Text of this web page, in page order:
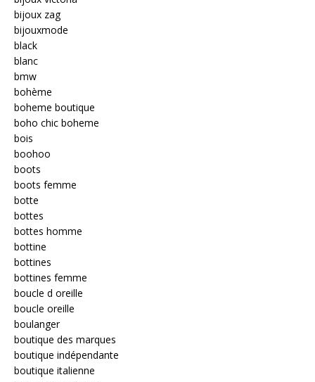
bijoux zag
bijouxmode
black
blanc
bmw
bohème
boheme boutique
boho chic boheme
bois
boohoo
boots
boots femme
botte
bottes
bottes homme
bottine
bottines
bottines femme
boucle d oreille
boucle oreille
boulanger
boutique des marques
boutique indépendante
boutique italienne